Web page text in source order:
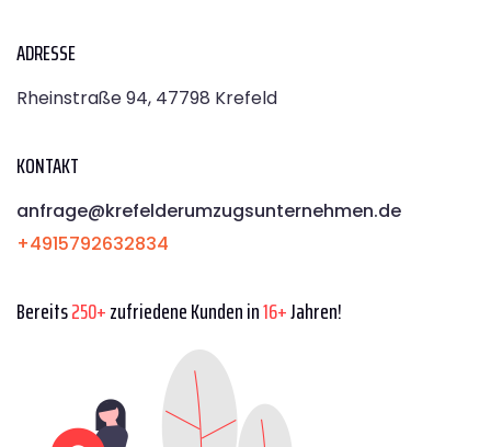
ADRESSE
Rheinstraße 94, 47798 Krefeld
KONTAKT
anfrage@krefelderumzugsunternehmen.de
+4915792632834
Bereits250+zufriedene Kunden in16+Jahren!